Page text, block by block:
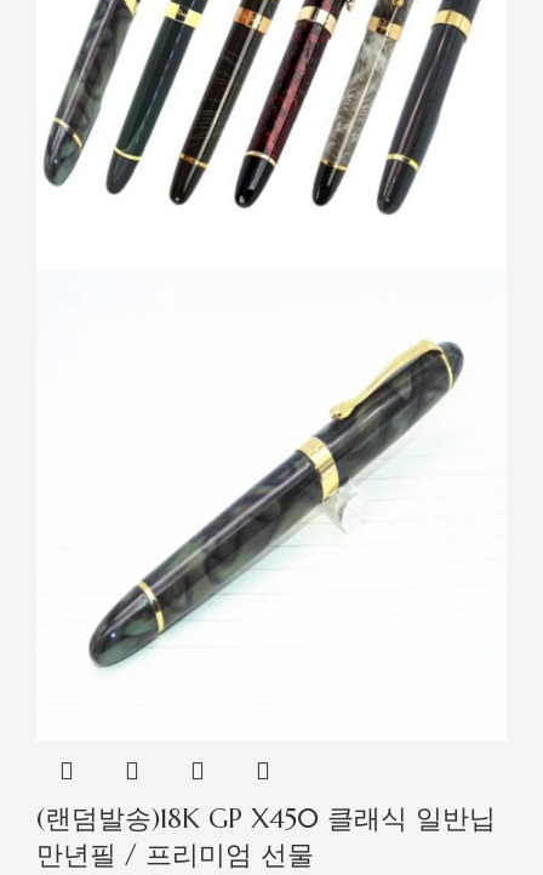
(랜덤발송)18K GP X450 클래식 일반닙
만년필 / 프리미엄 선물